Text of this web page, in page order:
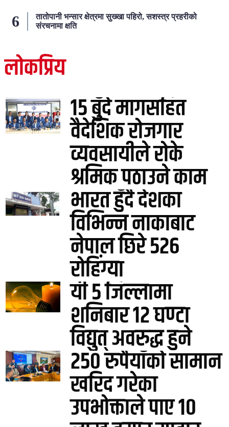
तातोपानी भन्सार क्षेत्रमा सुख्खा पहिरो, सशस्त्र प्रहरीको
संरचनामा क्षति
लोकप्रिय
१५ बुँदे मागसहित
वैदेशिक रोजगार
व्यवसायीले रोके
श्रमिक पठाउने काम
भारत हुँदै देशका
विभिन्न नाकाबाट
नेपाल छिरे ५२६
रोहिंग्या
यी ५ जिल्लामा
शनिबार १२ घण्टा
विद्युत् अवरुद्ध हुने
२५० रुपैयाँको सामान
खरिद गरेका
उपभोक्ताले पाए १०